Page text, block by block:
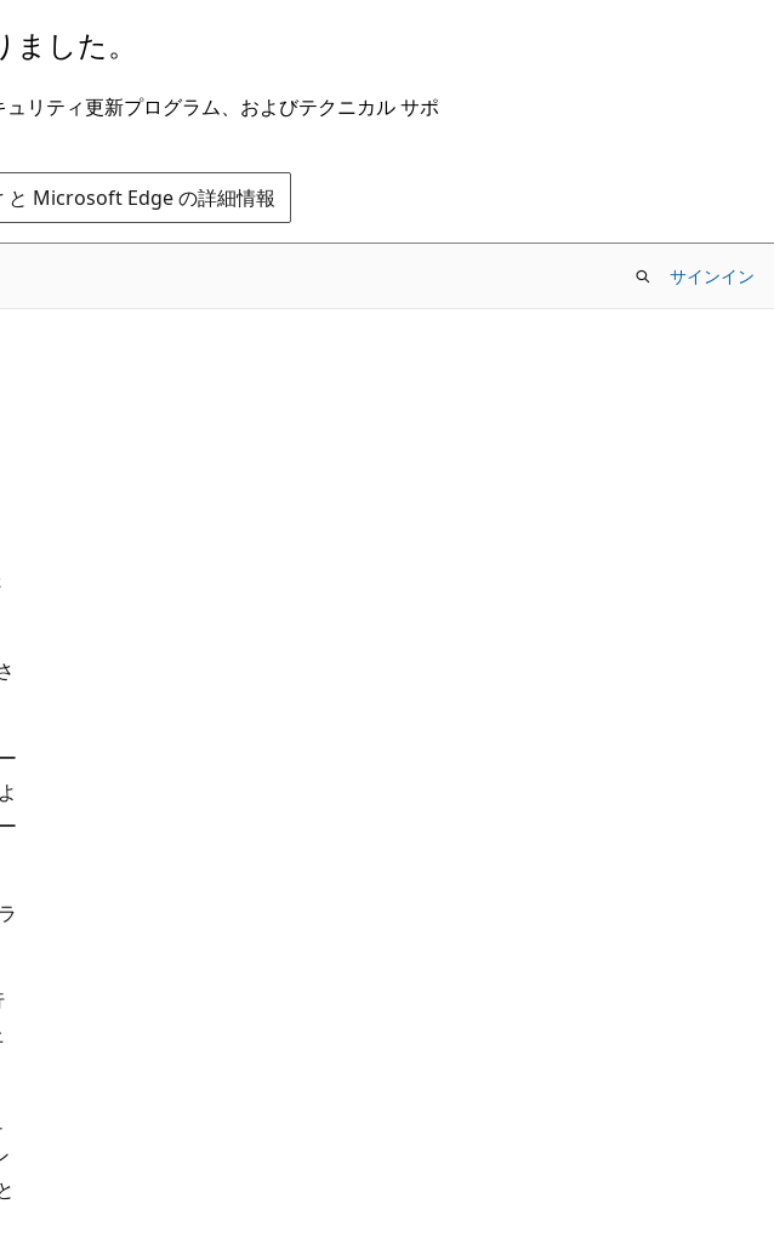
した。
リティ更新プログラム、およびテクニカル サポ
Microsoft Edge の詳細情報
サインイン